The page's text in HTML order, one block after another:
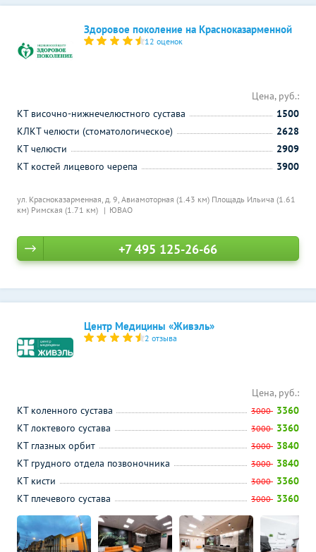
Здоровое поколение на Красноказарменной
12 оценок
ул. Красноказарменная, д. 9, Авиамоторная (1.43 км) Площадь Ильича (1.61
км) Римская (1.71 км) ЮВАО
Цена, руб.:
КТ височно-нижнечелюстного сустава
1500
КЛКТ челюсти (стоматологическое)
2628
КТ челюсти
2909
КТ костей лицевого черепа
3900
+7 495 125-26-66
Центр Медицины «Живэль»
2 отзыва
Цена, руб.:
КТ коленного сустава
3000 3360
КТ локтевого сустава
3000 3360
КТ глазных орбит
3000 3840
КТ грудного отдела позвоночника
3000 3840
КТ кисти
3000 3360
КТ плечевого сустава
3000 3360